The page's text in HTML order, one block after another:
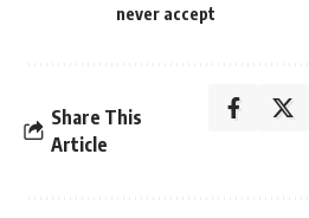
never accept
Share This
Article